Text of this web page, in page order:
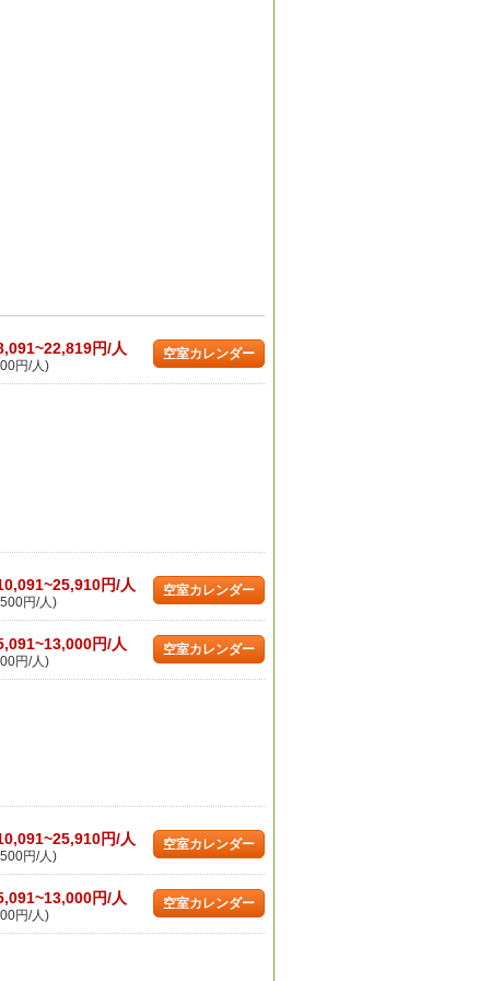
円/人
円/人)
空室カレンダー
円/人
円/人)
空室カレンダー
円/人
円/人)
空室カレンダー
円/人
円/人)
空室カレンダー
円/人
円/人)
空室カレンダー